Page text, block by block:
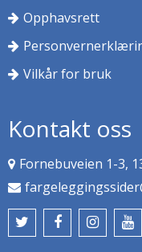
Opphavsrett
Vilkår for bruk
Kontakt oss
Fornebuveien 1-3,